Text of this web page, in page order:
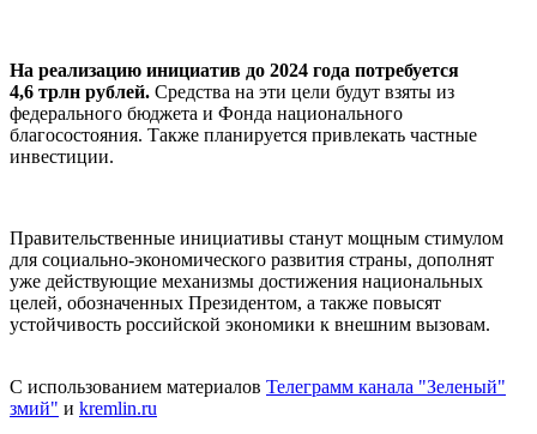
На реализацию инициатив до 2024 года потребуется
4,6 трлн рублей. Средства на эти цели будут взяты из
федерального бюджета и Фонда национального
благосостояния. Также планируется привлекать частные
инвестиции.
Правительственные инициативы станут мощным стимулом
для социально-экономического развития страны, дополнят
уже действующие механизмы достижения национальных
целей, обозначенных Президентом, а также повысят
устойчивость российской экономики к внешним вызовам.
С использованием материалов Телеграмм канала "Зеленый"
змий" и kremlin.ru